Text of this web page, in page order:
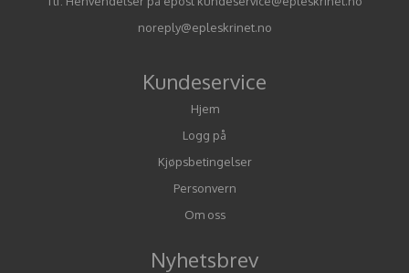
noreply@epleskrinet.no
Kundeservice
Hjem
Logg på
Kjøpsbetingelser
Personvern
Om oss
Nyhetsbrev